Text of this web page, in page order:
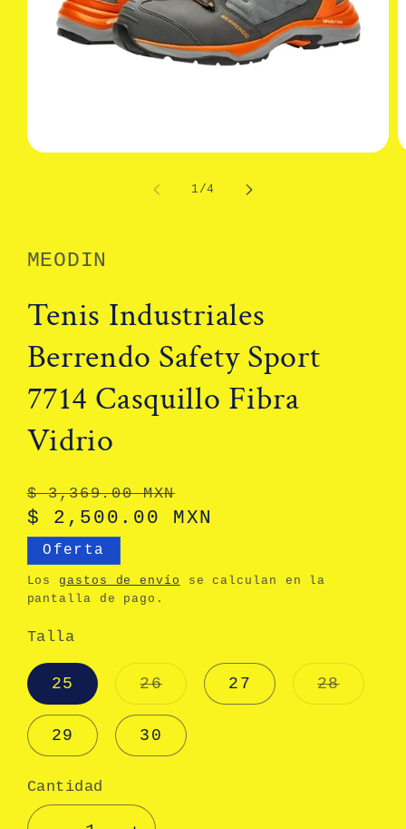
modal
1/
de
4
MEODIN
Tenis Industriales
Berrendo Safety Sport
7714 Casquillo Fibra
Vidrio
Precio
habitual
$ 3,369.00 MXN
de
$ 2,500.00 MXN
Oferta
Los gastos de envío
se calculan en la
pantalla de pago.
Talla
25 26Variante
agotada
o
no
disponible
27 28
29 30
Cantidad
Cantidad